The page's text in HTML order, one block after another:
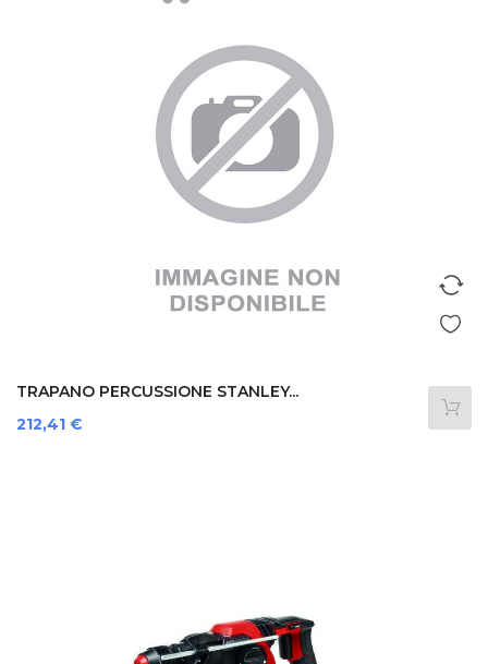
TRAPANO PERCUSSIONE STANLEY...
Prezzo
212,41 €